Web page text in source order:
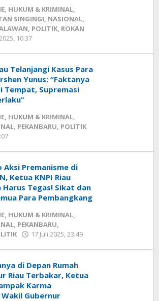
, HUKUM & KRIMINAL,
SINGINGI, NASIONAL,
, POLITIK, ROKAN
10:37
Telanjangi Kasus Para
Yunus: “Faktanya
Tempat, Supremasi
, HUKUM & KRIMINAL,
, PEKANBARU, POLITIK
Aksi Premanisme di
Ketua KNPI Riau
Harus Tegas! Sikat dan
Para Pembangkang
, HUKUM & KRIMINAL,
, PEKANBARU,
17 Juli 2025, 23:49
di Depan Rumah
Riau Terbakar, Ketua
Karma
Gubernur